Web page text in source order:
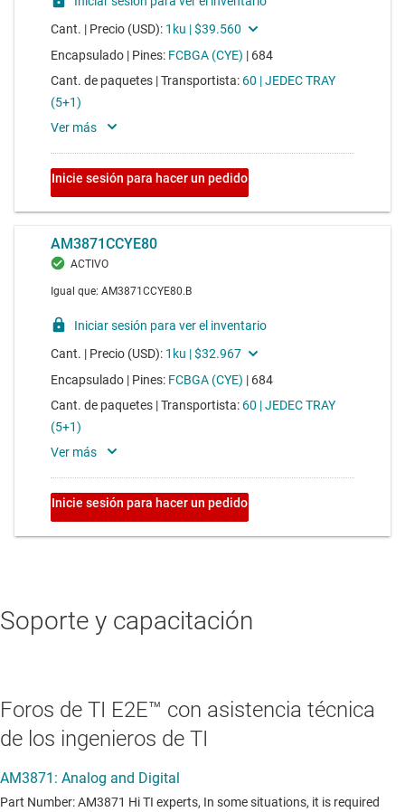
Soporte y capacitación
Foros de TI E2E™ con asistencia técnica
de los ingenieros de TI